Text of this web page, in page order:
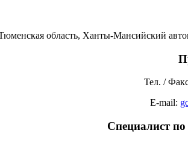
область, Ханты-Мансийский
Тел. /
E-mail:
Специалист